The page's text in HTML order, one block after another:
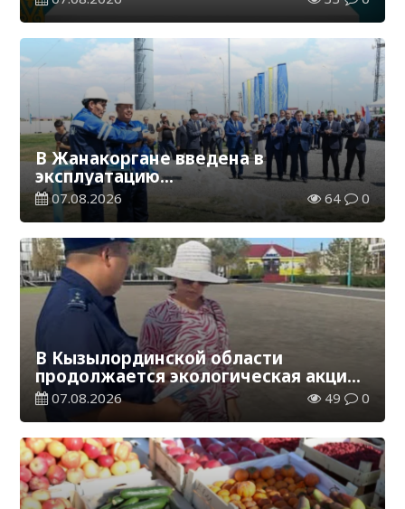
В Жанакоргане введена в
эксплуатацию
водораспределительная станция
07.08.2026 64 0
В Кызылординской области
продолжается экологическая акция
«Таза Қазақстан»
07.08.2026 49 0